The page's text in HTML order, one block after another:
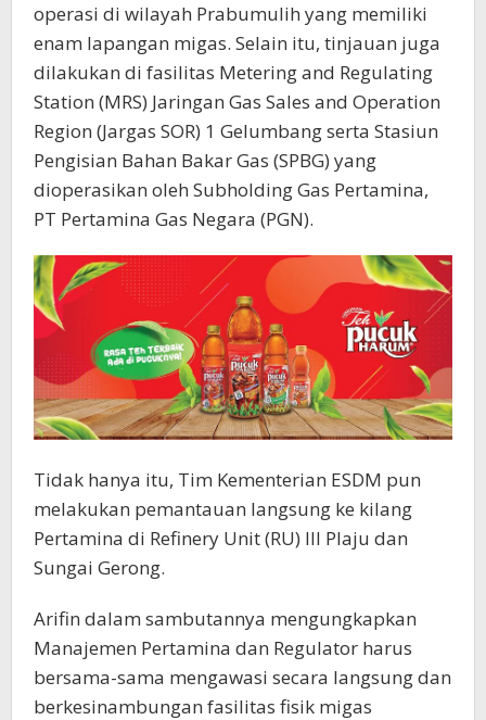
operasi di wilayah Prabumulih yang memiliki
enam lapangan migas. Selain itu, tinjauan juga
dilakukan di fasilitas Metering and Regulating
Station (MRS) Jaringan Gas Sales and Operation
Region (Jargas SOR) 1 Gelumbang serta Stasiun
Pengisian Bahan Bakar Gas (SPBG) yang
dioperasikan oleh Subholding Gas Pertamina,
PT Pertamina Gas Negara (PGN).
Tidak hanya itu, Tim Kementerian ESDM pun
melakukan pemantauan langsung ke kilang
Pertamina di Refinery Unit (RU) III Plaju dan
Sungai Gerong.
Arifin dalam sambutannya mengungkapkan
Manajemen Pertamina dan Regulator harus
bersama-sama mengawasi secara langsung dan
berkesinambungan fasilitas fisik migas